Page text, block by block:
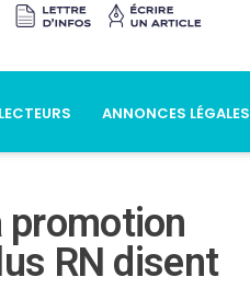
ANNONCES LÉGALES
promotion
RN disent